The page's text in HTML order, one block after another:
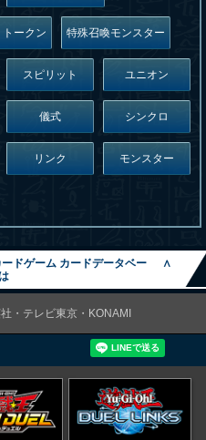
ークン 特殊召喚モンスター
スピリット ユニオン
儀式 シンクロ
リンク モンスター
ドゲーム カードデータベー
∧
・テレビ東京・KONAMI